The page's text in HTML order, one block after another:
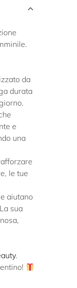
da
durata
e
una
le tue
aiutano
sua
.